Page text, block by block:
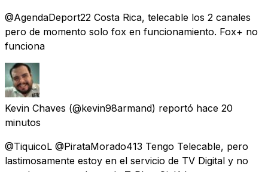
@AgendaDeport22 Costa Rica, telecable los 2 canales
pero de momento solo fox en funcionamiento. Fox+ no
funciona
Kevin Chaves (@kevin98armand) reportó hace 20
minutos
@TiquicoL @PirataMorado413 Tengo Telecable, pero
lastimosamente estoy en el servicio de TV Digital y no